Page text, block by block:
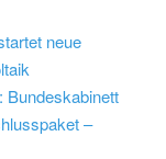
neue
Bundeskabinett
–